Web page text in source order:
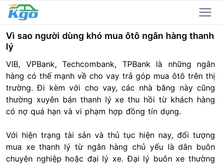
Vì sao người dùng khó mua ôtô ngân hàng thanh
lý
VIB, VPBank, Techcombank, TPBank là những ngân
hàng có thế mạnh về cho vay trả góp mua ôtô trên thị
trường. Đi kèm với cho vay, các nhà băng này cũng
thường xuyên bán thanh lý xe thu hồi từ khách hàng
có nợ quá hạn và vi phạm hợp đồng tín dụng.
Với hiện trạng tài sản và thủ tục hiện nay, đối tượng
mua xe thanh lý từ ngân hàng chủ yếu là dân buôn
chuyên nghiệp hoặc đại lý xe. Đại lý buôn xe thường